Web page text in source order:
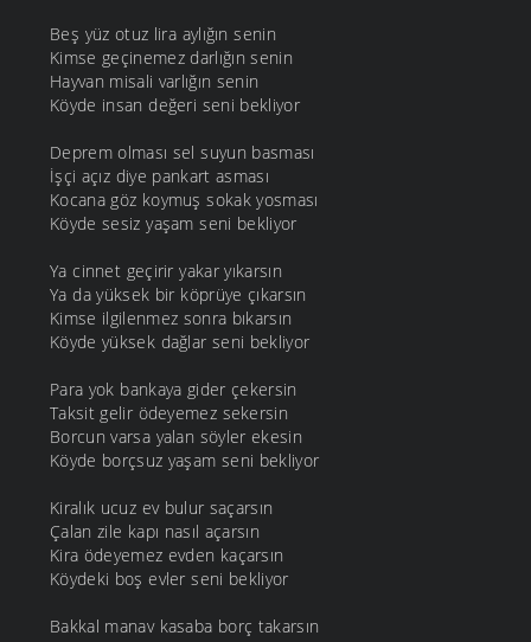
Beş yüz otuz lira aylığın senin
Kimse geçinemez darlığın senin
Hayvan misali varlığın senin
Köyde insan değeri seni bekliyor
Deprem olması sel suyun basması
İşçi açız diye pankart asması
Kocana göz koymuş sokak yosması
Köyde sesiz yaşam seni bekliyor
Ya cinnet geçirir yakar yıkarsın
Ya da yüksek bir köprüye çıkarsın
Kimse ilgilenmez sonra bıkarsın
Köyde yüksek dağlar seni bekliyor
Para yok bankaya gider çekersin
Taksit gelir ödeyemez sekersin
Borcun varsa yalan söyler ekesin
Köyde borçsuz yaşam seni bekliyor
Kiralık ucuz ev bulur saçarsın
Çalan zile kapı nasıl açarsın
Kira ödeyemez evden kaçarsın
Köydeki boş evler seni bekliyor
Bakkal manav kasaba borç takarsın